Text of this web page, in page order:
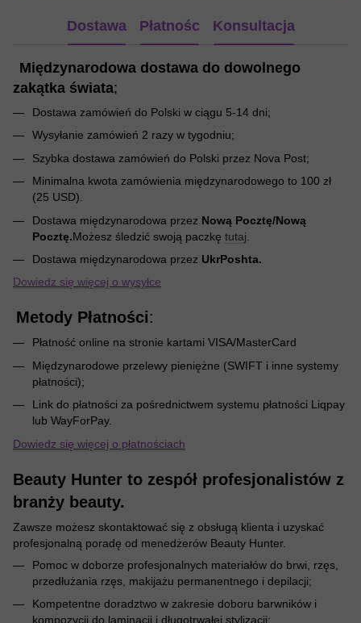
Dostawa Płatnośc Konsultacja
Międzynarodowa dostawa do dowolnego
zakątka świata;
Dostawa zamówień do Polski w ciągu 5-14 dni;
Wysyłanie zamówień 2 razy w tygodniu;
Szybka dostawa zamówień do Polski przez Nova Post;
Minimalna kwota zamówienia międzynarodowego to 100 zł
(25 USD).
Dostawa międzynarodowa przez Nową Pocztę/Nową
Pocztę.Możesz śledzić swoją paczkę tutaj
Dostawa międzynarodowa przez UkrPoshta.
Dowiedz się więcej o wysyłce
Metody Płatności:
Płatność online na stronie kartami VISA/MasterCard
Międzynarodowe przelewy pieniężne (SWIFT i inne systemy
płatności);
Link do płatności za pośrednictwem systemu płatności Liqpay
lub WayForPay.
Dowiedz się więcej o płatnościach
Beauty Hunter to zespół profesjonalistów z
branży beauty.
Zawsze możesz skontaktować się z obsługą klienta i uzyskać
profesjonalną poradę od menedżerów Beauty Hunter.
Pomoc w doborze profesjonalnych materiałów do brwi, rzęs,
przedłużania rzęs, makijażu permanentnego i depilacji;
Kompetentne doradztwo w zakresie doboru barwników i
kompozycji do laminacji i długotrwałej stylizacji;